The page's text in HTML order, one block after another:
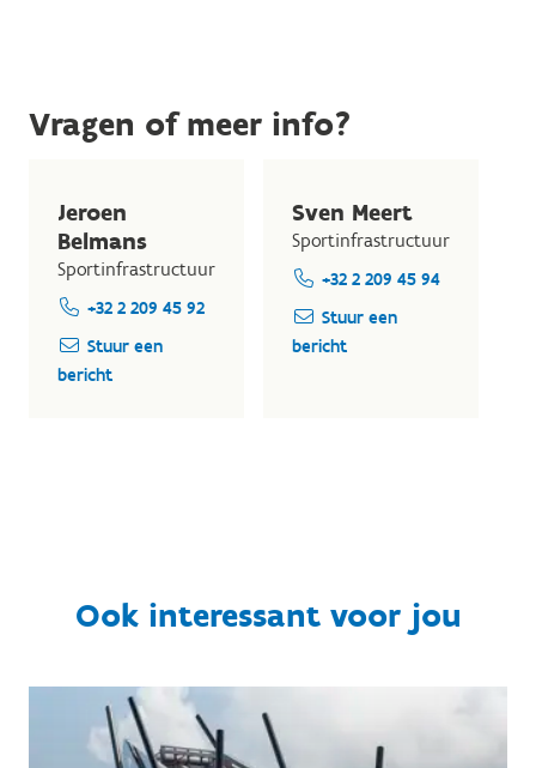
Vragen of meer info?
Jeroen
Belmans
Sportinfrastructuur
+32 2 209 45 92
Stuur een
bericht
Sven Meert
Sportinfrastructuur
+32 2 209 45 94
Stuur een
bericht
Ook interessant voor jou